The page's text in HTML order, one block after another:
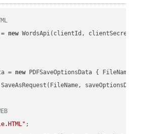
new WordsApi(clientId, clientSecret);
= new PDFSaveOptionsData { FileName =
SaveAsRequest(FileName,